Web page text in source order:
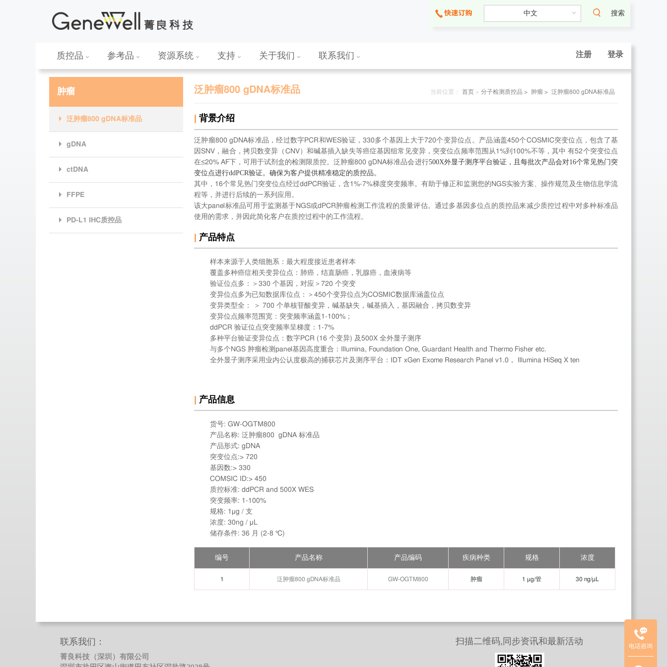
电话咨询
项
目
搜索
质控品 参考品 资源系统 支持 关于我们 联系我们 登录
注册
肿瘤
泛肿瘤800 gDNA标准品
gDNA
ctDNA
FFPE
PD-L1 IHC质控品
泛肿瘤800 gDNA标准品 当前位置： 首页 > 分子检测质控品 > 肿瘤 > 泛肿瘤800 gDNA标准品
背景介绍
泛肿瘤800 gDNA标准品，经过数字PCR和WES验证，330多个基因上大于720个变异位点。产品涵盖450个COSMIC突变位点，包含了基
因SNV，融合，拷贝数变异（CNV）和碱基插入缺失等癌症基因组常见变异，突变位点频率范围从1%到100%不等，其中 有52个突变位点
在≤20% AF下，可用于试剂盒的检测限质控。泛肿瘤800 gDNA标准品会进行500X外显子测序平台验证，且每批次产品会对16个常见热门突
变位点进行ddPCR验证。确保为客户提供精准稳定的质控品。
其中，16个常见热门突变位点经过ddPCR验证，含1%-7%梯度突变频率。有助于修正和监测您的NGS实验方案、操作规范及生物信息学流
程等，并进行后续的一系列应用。
该大panel标准品可用于监测基于NGS或dPCR肿瘤检测工作流程的质量评估。通过多基因多位点的质控品来减少质控过程中对多种标准品
使用的需求，并因此简化客户在质控过程中的工作流程。
产品特点
样本来源于人类细胞系：最大程度接近患者样本
覆盖多种癌症相关变异位点：肺癌，结直肠癌，乳腺癌，血液病等
验证位点多：＞330 个基因，对应＞720 个突变
变异位点多为已知数据库位点：＞450个变异位点为COSMIC数据库涵盖位点
变异类型全： ＞ 700 个单核苷酸变异，碱基缺失，碱基插入，基因融合，拷贝数变异
变异位点频率范围宽：突变频率涵盖1-100%；
ddPCR 验证位点突变频率呈梯度：1-7%
多种平台验证变异位点：数字PCR (16 个变异) 及500X 全外显子测序
与多个NGS 肿瘤检测panel基因高度重合：Illumina, Foundation One, Guardant Health and Thermo Fisher etc.
全外显子测序采用业内公认度极高的捕获芯片及测序平台：IDT xGen Exome Research Panel v1.0， Illumina HiSeq X ten
产品信息
货号: GW-OGTM800
产品名称: 泛肿瘤800 gDNA 标准品
产品形式: gDNA
突变位点:> 720
基因数:> 330
COMSIC ID:> 450
质控标准: ddPCR and 500X WES
突变频率: 1-100%
规格: 1μg / 支
浓度: 30ng / μL
储存条件: 36 月 (2-8 ℃)
编号 产品名称 产品编码 疾病种类 规格 浓度
1 泛肿瘤800 gDNA标准品 GW-OGTM800 肿瘤 1 µg/管 30 ng/µL
联系我们：
菁良科技（深圳）有限公司
扫描二维码,同步资讯和最新活动